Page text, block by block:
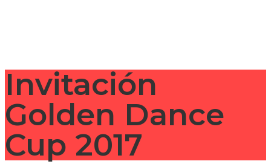
Invitación
Golden Dance
Cup 2017